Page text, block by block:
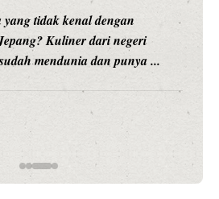
NEWS TNG– Siapa sangka, dua nama
hiburan, Nunung Srimulat dan Vicky
merambah dunia kuliner dengan ...
Nunung Srimulat & Vicky Prasetyo
Rahasia Mami Bikin Nagih!